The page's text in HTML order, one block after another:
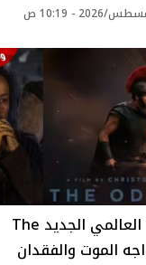
بطلة الفيلم العالمي الجديد The